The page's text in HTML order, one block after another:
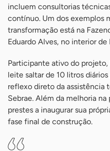
incluem consultorias
contínuo. Um dos exemplos
transformação está na
Eduardo Alves, no interior de
Participante ativo do
leite saltar de 10 litros
reflexo direto da assistência
Sebrae. Além da melhoria
prestes a inaugurar sua
fase final de construção.